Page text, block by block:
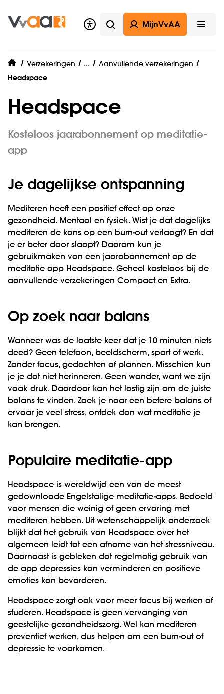
Zoeken
MijnVvAA
home
Verzekeringen ... Zorgverzekering
Aanvullende verzekeringen
Headspace
Headspace
Kosteloos jaarabonnement op meditatie-
app
Je dagelijkse ont­spanning
Mediteren heeft een positief effect op onze
gezondheid. Mentaal en fysiek. Wist je dat dagelijks
mediteren de kans op een burn-out verlaagt? En dat
je er beter door slaapt? Daarom kun je
gebruikmaken van een jaarabonnement op de
meditatie app Headspace. Geheel kosteloos bij de
aanvullende verzekeringen Compacten Extra.
Op zoek naar balans
Wanneer was de laatste keer dat je 10 minuten niets
deed? Geen telefoon, beeldscherm, sport of werk.
Zonder focus, gedachten of plannen. Misschien kun
je je dat niet herinneren. Geen wonder, want we zijn
vaak druk. Daardoor kan het lastig zijn om de juiste
balans te vinden. Zoek je naar een betere balans of
ervaar je veel stress, ontdek dan wat meditatie je
kan brengen.
Populaire meditatie-app
Headspace is wereldwijd een van de meest
gedownloade Engelstalige meditatie-apps. Bedoeld
voor mensen die weinig of geen ervaring met
mediteren hebben. Uit wetenschappelijk onderzoek
blijkt dat het gebruik van Headspace over het
algemeen leidt tot een afname van het stressniveau.
Daarnaast is gebleken dat regelmatig gebruik van
de app depressies kan verminderen en positieve
emoties kan bevorderen.
Headspace zorgt ook voor meer focus bij werken of
studeren. Headspace is geen vervanging van
geestelijke gezondheidszorg. Wel kan mediteren
preventief werken, dus helpen om een burn-out of
depressie te voorkomen.